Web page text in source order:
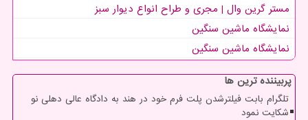
مستر گرین وال | مجری و طراح انواع دیوار سبز
نمایشگاه ماشین سنگین
نمایشگاه ماشین سنگین
پربیننده ترین ها
تلگرام بابت فیلترشدن پلت فرم خود در هند به دادگاه عالی دهلی نو
شکایت نمود